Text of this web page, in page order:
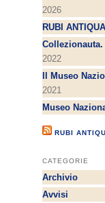
2026
RUBI
2022
Il Museo
2021
Museo
RUBI
CATEGORIE
Archivio
Avvisi